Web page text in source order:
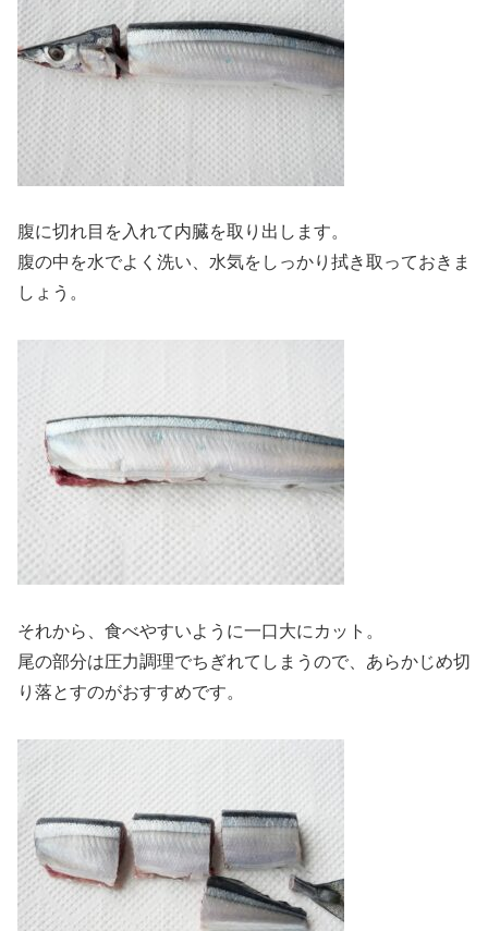
腹に切れ目を入れて内臓を取り出します。
腹の中を水でよく洗い、水気をしっかり拭き取っておきま
しょう。
それから、食べやすいように一口大にカット。
尾の部分は圧力調理でちぎれてしまうので、あらかじめ切
り落とすのがおすすめです。